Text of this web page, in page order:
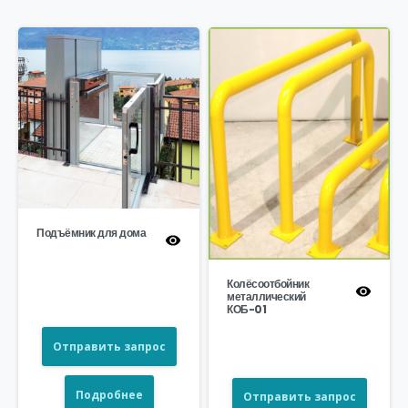
Подъёмник для дома
Отправить запрос
Подробнее
Колёсоотбойник
металлический
КОБ-01
Отправить запрос